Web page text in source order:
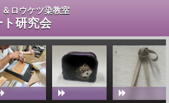
ロウケツ染教室
ト研究会